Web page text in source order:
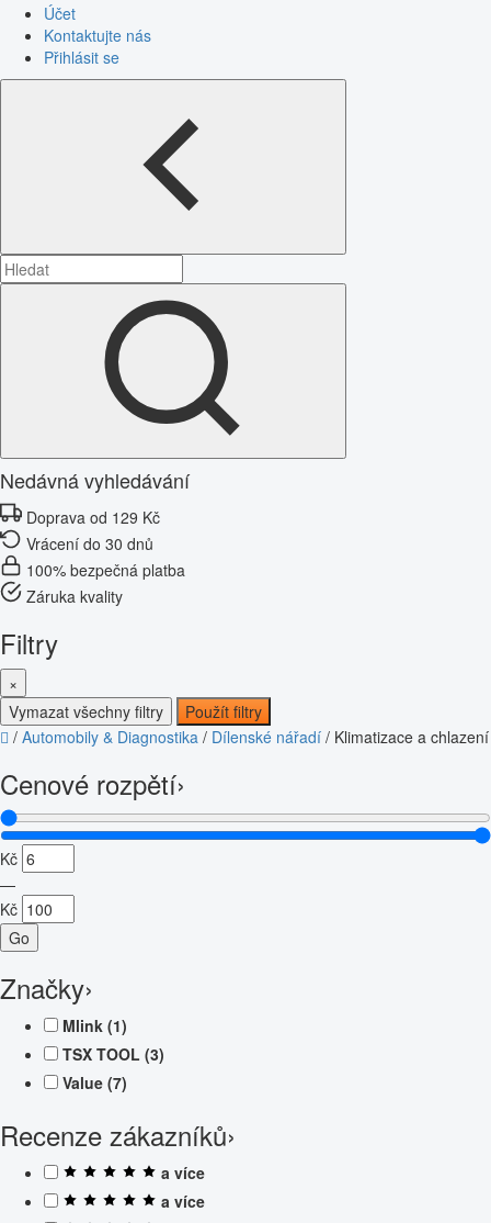
Účet
Kontaktujte nás
Přihlásit se
Nedávná vyhledávání
Doprava od 129 Kč
Vrácení do 30 dnů
100% bezpečná platba
Záruka kvality
Filtry
×
Vymazat všechny filtry
Použít filtry
/ Automobily & Diagnostika / Dílenské nářadí / Klimatizace a chlazení
Cenové rozpětí›
Kč
—
Kč
Go
Značky›
Mlink (1)
TSX TOOL (3)
Value (7)
Recenze zákazníků›
a více
a více